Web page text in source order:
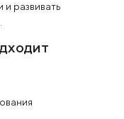
и развивать